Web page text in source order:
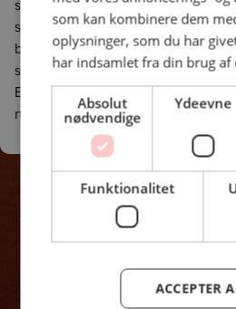
samtidig leget med
sichuanpeber med citrus-noter,
bidrager med den ristede, mørke
sammen med det mørke kød. Du
BLUS magasinet, men lad dig
når du skal igang.
For at se indholdet skal du
til brugen afmarketing
som kan kombinere dem
oplysninger, som du har
har indsamlet fra din brug af
Absolut
nødvendige
Ydeevne
Funktionalitet
ACCEPTER